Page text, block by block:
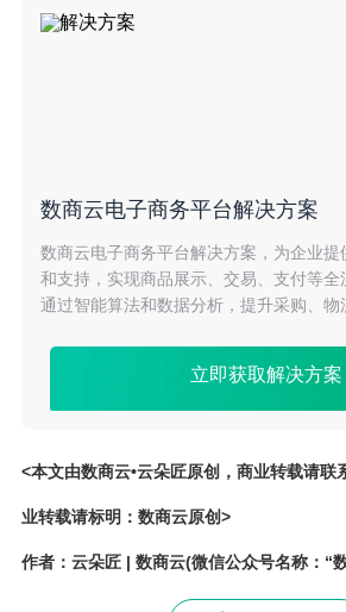
数商云电子商务平台解决方案
数商云电子商务平台解决方案，为企业提
和支持，实现商品展示、交易、支付等全
通过智能算法和数据分析，提升采购、物
立即获取解决方案
<本文由数商云•云朵匠原创，商业转载请联
业转载请标明：数商云原创>
作者：云朵匠 | 数商云(微信公众号名称：“